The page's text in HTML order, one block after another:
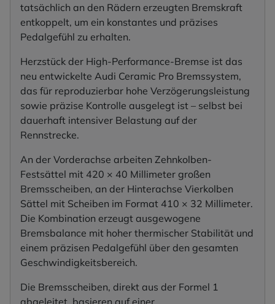
tatsächlich an den Rädern erzeugten Bremskraft
entkoppelt, um ein konstantes und präzises
Pedalgefühl zu erhalten.
Herzstück der High-Performance-Bremse ist das
neu entwickelte Audi Ceramic Pro Bremssystem,
das für reproduzierbar hohe Verzögerungsleistung
sowie präzise Kontrolle ausgelegt ist – selbst bei
dauerhaft intensiver Belastung auf der
Rennstrecke.
An der Vorderachse arbeiten Zehnkolben-
Festsättel mit 420 × 40 Millimeter großen
Bremsscheiben, an der Hinterachse Vierkolben
Sättel mit Scheiben im Format 410 × 32 Millimeter.
Die Kombination erzeugt ausgewogene
Bremsbalance mit hoher thermischer Stabilität und
einem präzisen Pedalgefühl über den gesamten
Geschwindigkeitsbereich.
Die Bremsscheiben, direkt aus der Formel 1
abgeleitet, basieren auf einer